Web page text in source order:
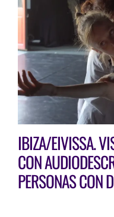
IBIZA/EIVISSA.
CON
PERSONAS CON